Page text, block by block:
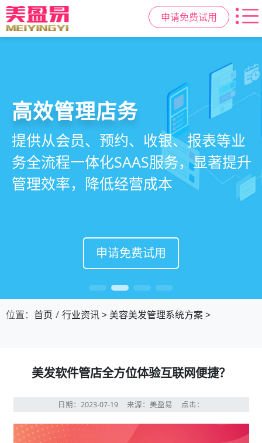
申请免费试用
美容美发管理系统
店务+拓客+020一体化，一站式解决
美发门店经营管理需求
申请免费试用
高效管理店务
提供从会员、预约、收银、报表等业
务全流程一体化SAAS服务，显著提升
管理效率，降低经营成本
申请免费试用
社交裂变拓客
基于拼团、砍价、分销、异业合作等
网红社交营销玩法，海量爆款方案一
键套用，快速引爆门店客流
申请免费试用
小程序商城
小程序链接商家、手艺人、客户，打
通线上线下，让口碑传播有抓手，赋
能社交裂变，盘活私域流量
申请免费试用
位置： 首页 行业资讯>美容美发管理系统方案>
美发软件管店全方位体验互联网便捷？
日期：2023-07-19 来源：美盈易 点击：